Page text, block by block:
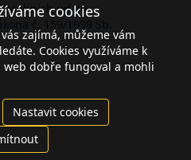
osobních údajů
č. 159/1999 Sb.
cookies
zajímá, můžeme vám
Cookies využíváme k
dobře fungoval a mohli
Nastavit cookies